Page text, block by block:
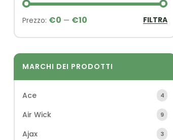
FILTRA
Prezzo: €0 — €10
MARCHI DEI PRODOTTI
Ace 4
Air Wick 9
Ajax 3